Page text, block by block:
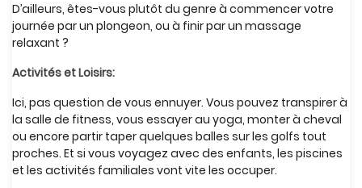
D’ailleurs, êtes-vous plutôt du genre à commencer votre
journée par un plongeon, ou à finir par un massage
relaxant ?
Activités et Loisirs:
Ici, pas question de vous ennuyer. Vous pouvez transpirer à
la salle de fitness, vous essayer au yoga, monter à cheval
ou encore partir taper quelques balles sur les golfs tout
proches. Et si vous voyagez avec des enfants, les piscines
et les activités familiales vont vite les occuper.